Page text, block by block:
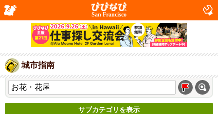
San Francisco
城市指南
サブカテゴリを表示